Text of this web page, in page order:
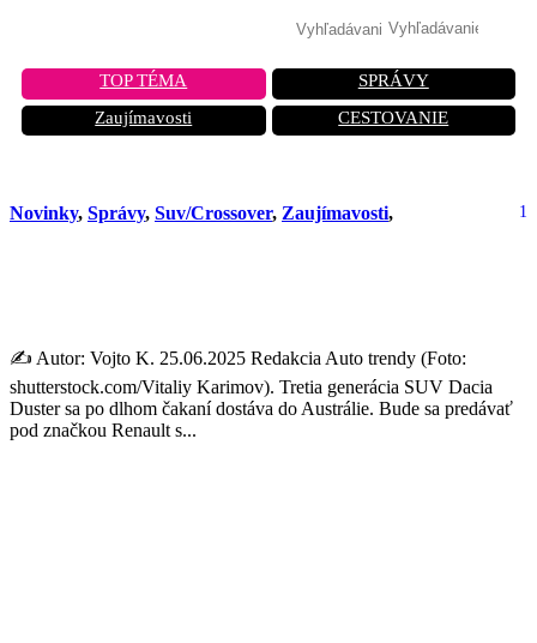
TOP TÉMA
SPRÁVY
Zaujímavosti
CESTOVANIE
Novinky, Správy, Suv/Crossover, Zaujímavosti, 1
✍️ Autor: Vojto K. 25.06.2025 Redakcia Auto trendy (Foto:
shutterstock.com/Vitaliy Karimov). Tretia generácia SUV Dacia
Duster sa po dlhom čakaní dostáva do Austrálie. Bude sa predávať
pod značkou Renault s...